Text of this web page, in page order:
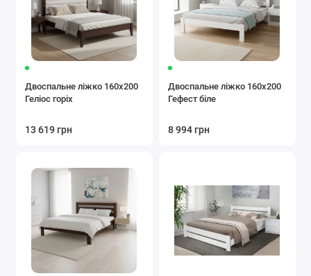
Двоспальне ліжко 160x200
Геліос горіх
13 619 грн
Двоспальне ліжко 160x200
Гефест біле
8 994 грн